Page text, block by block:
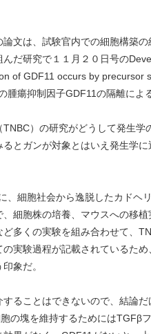
文は、試験官内での細胞構築
だ研究で１１月２０日号の
of GDF11 occurs by precursor
腫瘍抑制因子GDF11の隔離によ
）の研究がどうして発生
とガンが対象とはいえ発生学
、細胞社会から逸脱したカドヘ
細胞株の培養、マウスへの移
多くの実験を組み合わせて、
実験過程が記載されているた
象だ。
ることはできないので、結論
の塊を維持するためにはTGFβ